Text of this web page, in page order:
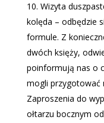
Wizyta
kolęda – odbędzie
formule. Z
dwóch księży,
poinformują nas o
mogli przygotować
Zaproszenia do
ołtarzu bocznym